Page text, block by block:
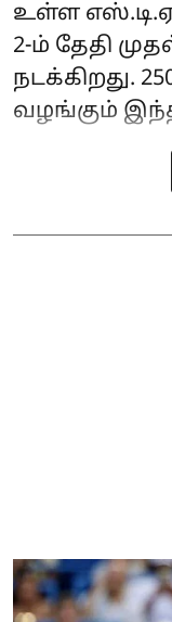
உள்ள
2-ம் தேதி
நடக்கிறது.
வழங்கும்